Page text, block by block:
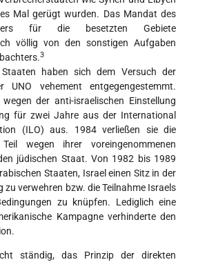
Mal gerügt wurden. Das Mandat des
für die besetzten Gebiete
völlig von den sonstigen Aufgaben
3
Staaten haben sich dem Versuch der
UNO vehement entgegengestemmt.
der anti-israelischen Einstellung
für zwei Jahre aus der International
(ILO) aus. 1984 verließen sie die
Teil wegen ihrer voreingenommenen
jüdischen Staat. Von 1982 bis 1989
Staaten, Israel einen Sitz in der
zu verwehren bzw. die Teilnahme Israels
zu knüpfen. Lediglich eine
Kampagne verhinderte den
ständig, das Prinzip der direkten